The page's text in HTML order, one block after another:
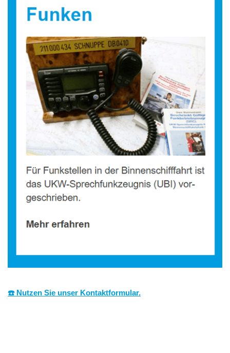
☎️ Nutzen Sie unser Kontaktformular.